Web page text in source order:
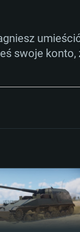
swoje konto,